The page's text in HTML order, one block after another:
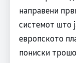
направени
системот што
европското
пониски